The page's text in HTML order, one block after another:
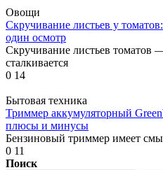
Овощи
Скручивание листьев у
один осмотр
Скручивание листьев томатов
сталкивается
0 14
Бытовая техника
Триммер аккумуляторный
плюсы и минусы
Бензиновый триммер имеет
0 11
Поиск